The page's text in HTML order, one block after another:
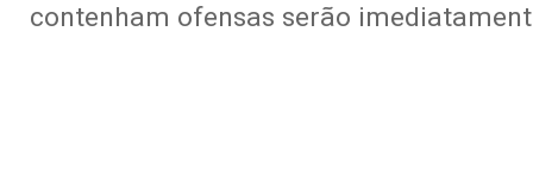
contenham ofensas serão